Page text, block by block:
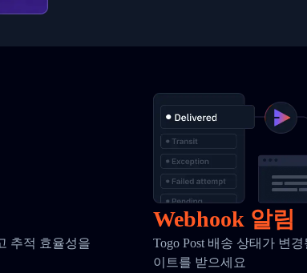
추적 효율성을
Webhook 알림
Togo Post 배송 상태가 변
이트를 받으세요